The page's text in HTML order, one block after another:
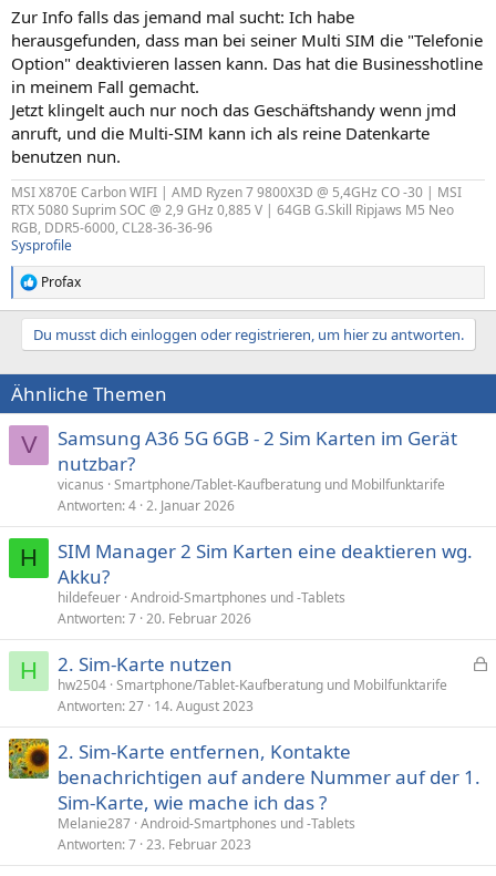
Zur Info falls das jemand mal sucht: Ich habe
herausgefunden, dass man bei seiner Multi SIM die "Telefonie
Option" deaktivieren lassen kann. Das hat die Businesshotline
in meinem Fall gemacht.
Jetzt klingelt auch nur noch das Geschäftshandy wenn jmd
anruft, und die Multi-SIM kann ich als reine Datenkarte
benutzen nun.
MSI X870E Carbon WIFI | AMD Ryzen 7 9800X3D @ 5,4GHz CO -30 | MSI
RTX 5080 Suprim SOC @ 2,9 GHz 0,885 V | 64GB G.Skill Ripjaws M5 Neo
RGB, DDR5-6000, CL28-36-36-96
Sysprofile
R
e
a
i
o
n
e
n
:
Profax
Du musst dich einloggen oder registrieren, um hier zu antworten.
Ähnliche Themen
V
Samsung A36 5G 6GB - 2 Sim Karten im Gerät
nutzbar?
vicanus Smartphone/Tablet-Kaufberatung und Mobilfunktarife
Antworten 4 2. Januar 2026
H
SIM Manager 2 Sim Karten eine deaktieren wg.
Akku?
hildefeuer Android-Smartphones und -Tablets
Antworten 7 20. Februar 2026
H
p
2. Sim-Karte nutzen
hw2504 Smartphone/Tablet-Kaufberatung und Mobilfunktarife
Antworten 27 14. August 2023
2. Sim-Karte entfernen, Kontakte
benachrichtigen auf andere Nummer auf der 1.
Sim-Karte, wie mache ich das ?
Melanie287 Android-Smartphones und -Tablets
Antworten 7 23. Februar 2023